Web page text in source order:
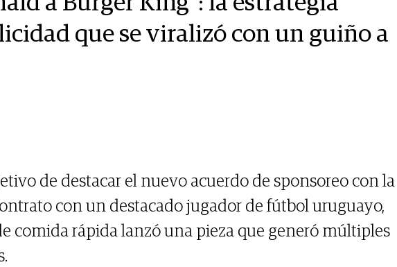
que se viralizó con un guiño a
de destacar el nuevo acuerdo de sponsoreo con la
con un destacado jugador de fútbol uruguayo,
comida rápida lanzó una pieza que generó múltiples